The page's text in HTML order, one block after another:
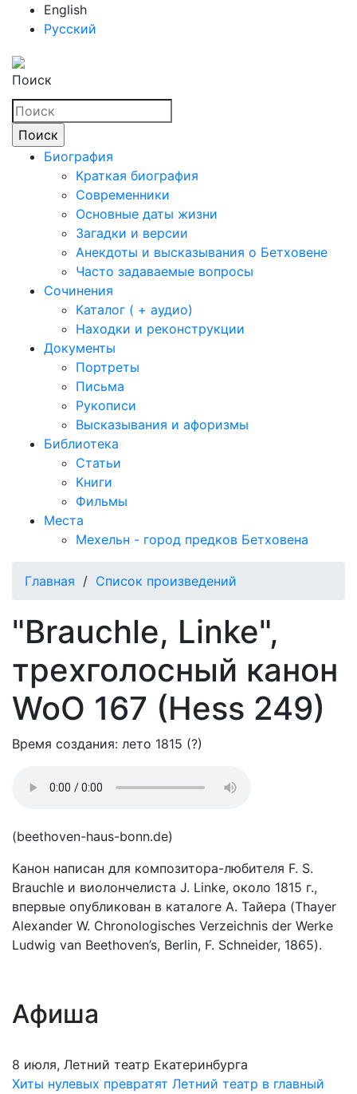
English
Русский
Поиск
Биография
Краткая биография
Современники
Основные даты жизни
Загадки и версии
Анекдоты и высказывания о Бетховене
Часто задаваемые вопросы
Сочинения
Каталог ( + аудио)
Находки и реконструкции
Документы
Портреты
Письма
Рукописи
Высказывания и афоризмы
Библиотека
Статьи
Книги
Фильмы
Места
Мехельн - город предков Бетховена
Главная / Список произведений
"Brauchle, Linke",
трехголосный канон
WoO 167 (Hess 249)
Время создания: лето 1815 (?)
(beethoven-haus-bonn.de)
Канон написан для композитора-любителя F. S.
Brauchle и виолончелиста J. Linke, около 1815 г.,
впервые опубликован в каталоге А. Тайера (Thayer
Alexander W. Chronologisches Verzeichnis der Werke
Ludwig van Beethoven’s, Berlin, F. Schneider, 1865).
Афиша
8 июля, Летний театр Екатеринбурга
Хиты нулевых превратят Летний театр в главный